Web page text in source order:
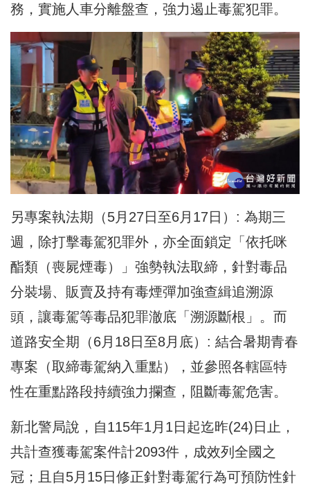
務，實施人車分離盤查，強力遏止毒駕犯罪。
另專案執法期（5月27日至6月17日）: 為期三
週，除打擊毒駕犯罪外，亦全面鎖定「依托咪
酯類（喪屍煙毒）」強勢執法取締，針對毒品
分裝場、販賣及持有毒煙彈加強查緝追溯源
頭，讓毒駕等毒品犯罪澈底「溯源斷根」。而
道路安全期（6月18日至8月底）: 結合暑期青春
專案（取締毒駕納入重點），並參照各轄區特
性在重點路段持續強力攔查，阻斷毒駕危害。
新北警局說， 自115年1月1日起迄昨(24)日止，
共計查獲毒駕案件計2093件，成效列全國之
冠；且自5月15日修正針對毒駕行為可預防性針